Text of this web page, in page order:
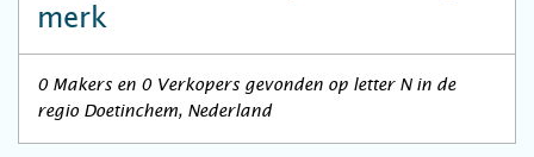
merk
0 Makers en 0 Verkopers gevonden op letter N in de
regio Doetinchem, Nederland